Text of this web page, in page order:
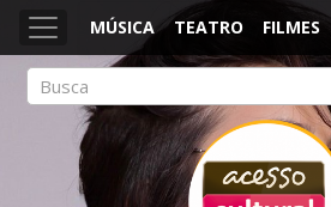
MÚSICA TEATRO FILMES